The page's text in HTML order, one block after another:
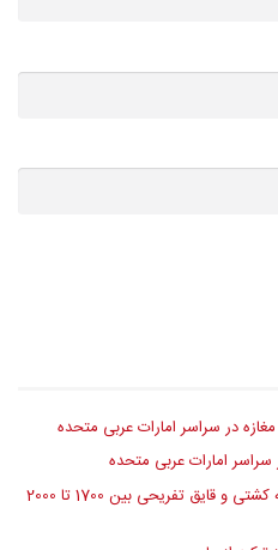
مغازه در سراسر امارات عربی متحده
سراسر امارات عربی متحده
استخدام در عرشه کشتی و قایق تفریحی بین 1700 تا 2000